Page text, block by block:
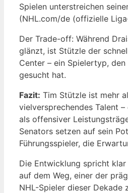
Spielen unterstreichen
(NHL.com/de (offizielle
Der Trade-off: Während
glänzt, ist Stützle der
Center – ein Spielertyp,
gesucht hat.
Fazit: Tim Stützle ist mehr
vielversprechendes Talent
als offensiver
Senators setzen auf sein
Führungsspieler, die
Die Entwicklung spricht
auf dem Weg, einer der
NHL-Spieler dieser Dekade